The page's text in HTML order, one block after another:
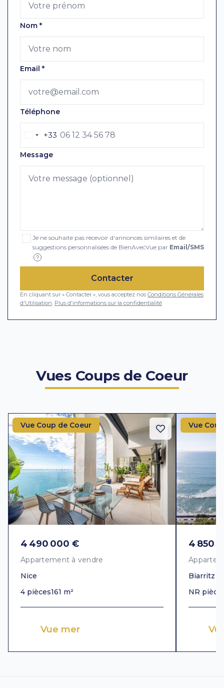
Nom *
Email *
Téléphone
+33
Message
Je ne souhaite pas recevoir d'annonces similaires et de
suggestions personnalisées de BienAvecVue par Email/SMS
?
Contacter
En cliquant sur « Contacter », vous acceptez nos Conditions Générales
d'Utilisation Plus d'informations sur la confidentialité
Vues Coups de Coeur
Vue Coup de Coeur
4 490 000 €
Appartement à vendre
Nice
4 pièces161 m²
Vue mer
Vue
4 850
Biarritz
NR pièce